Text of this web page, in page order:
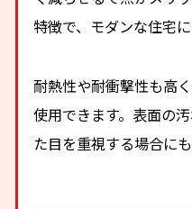
特徴で、モダンな住宅に
耐熱性や耐衝撃性も高
使用できます。表面の
た目を重視する場合にも